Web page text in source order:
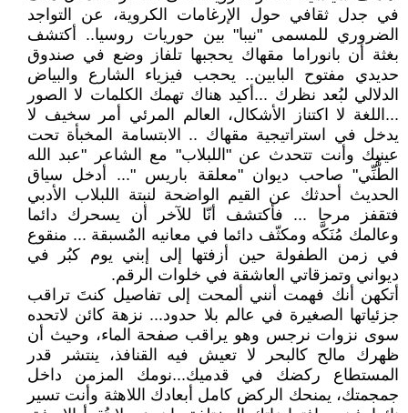
في جدل ثقافي حول الإرغامات الكروية، عن التواجد
الضروري للمسمى "نيبا" بين حوريات روسيا.. أكتشف
بغثة أن بانوراما مقهاك يحجبها تلفاز وضع في صندوق
حديدي مفتوح البابين.. يحجب فيزياء الشارع والبياض
الدلالي لبُعد نظرك ...أكيد هناك تهمك الكلمات لا الصور
...اللغة لا اكتناز الأشكال، العالم المرئي أمر سخيف لا
يدخل في استراتيجية مقهاك .. الابتسامة المخبأة تحت
عينيك وأنت تتحدث عن "اللبلاب" مع الشاعر "عبد الله
الطُّنِّي" صاحب ديوان "معلقة باريس "... أدخل سياق
الحديث أحدثك عن القيم الواضحة لنبتة اللبلاب الأدبي
فتقفز مرحا ... فأكتشف أنّا للآخر أن يسحرك دائما
وعالمك مُنَكَّه ومكثّف دائما في معانيه المٌسبقة ... منقوع
في زمن الطفولة حين أزفتها إلى إبني يوم كبُر في
ديواني وتمزقاتي العاشقة في خلوات الرقم.
أتكهن أنك فهمت أنني ألمحت إلى تفاصيل كنتَ تراقب
جزئياتها الصغيرة في عالم بلا حدود... نزهة كائن لاتحده
سوى نزوات نرجس وهو يراقب صفحة الماء، وحيث أن
ظهرك مالح كالبحر لا تعيش فيه القنافذ، ينتشر قدر
المستطاع ركضك في قدميك...نومك المزمن داخل
جمجمتك، يمنحك الركض كامل أبعادك اللاهثة وأنت تسير